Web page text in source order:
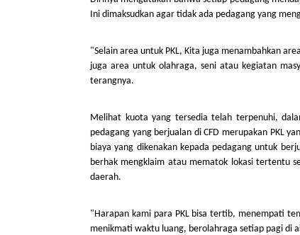
Ini dimaksudkan agar tidak ada pedagang yang
"Selain area untuk PKL, Kita juga menambahkan
juga area untuk olahraga, seni atau kegiatan
terangnya.
Melihat kuota yang tersedia telah terpenuhi,
pedagang yang berjualan di CFD merupakan PKL
biaya yang dikenakan kepada pedagang untuk
berhak mengklaim atau mematok lokasi tertentu
daerah.
"Harapan kami para PKL bisa tertib, menempati
menikmati waktu luang, berolahraga setiap pagi di